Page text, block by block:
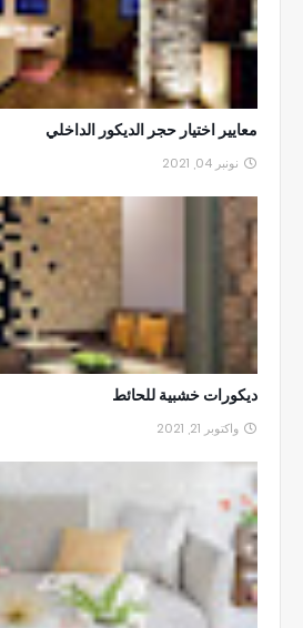
معايير اختيار حجر الديكور الداخلي
نونبر 04, 2021
ديكورات خشبية للحائط
واكتوبر 21, 2021